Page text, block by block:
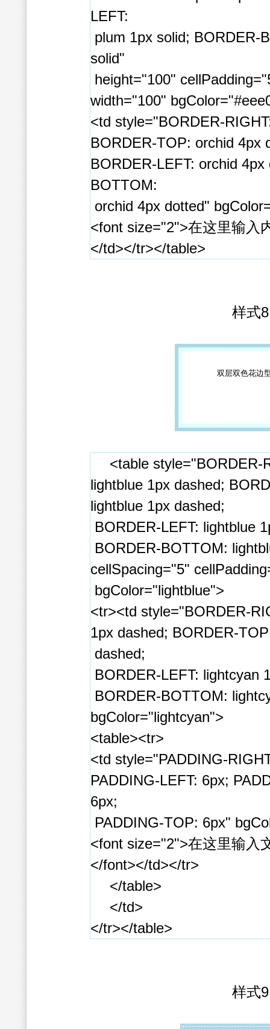
LEFT:
plum 1px solid; BORDER-
solid"
height="100"
width="100"
<td style="BORDER-
BORDER-TOP: orchid 4px
BORDER-LEFT: orchid
BOTTOM:
orchid 4px dotted"
<font size="2">在这里输入
</td></tr></table>
样式8
双层双色花边
<table style="BORDER-
lightblue 1px dashed;
lightblue 1px dashed;
BORDER-LEFT: lightblue
BORDER-BOTTOM:
cellSpacing="5"
bgColor="lightblue">
<tr><td style="BORDER-
1px dashed; BORDER-
dashed;
BORDER-LEFT: lightcyan
BORDER-BOTTOM:
bgColor="lightcyan">
<table><tr>
<td style="PADDING-
PADDING-LEFT: 6px;
6px;
PADDING-TOP: 6px"
<font size="2">在这里输入
</font></td></tr>
</table>
</td>
</tr></table>
样式9